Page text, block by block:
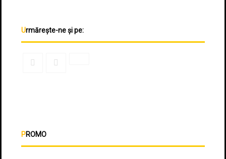
Urmărește-ne și pe:
PROMO